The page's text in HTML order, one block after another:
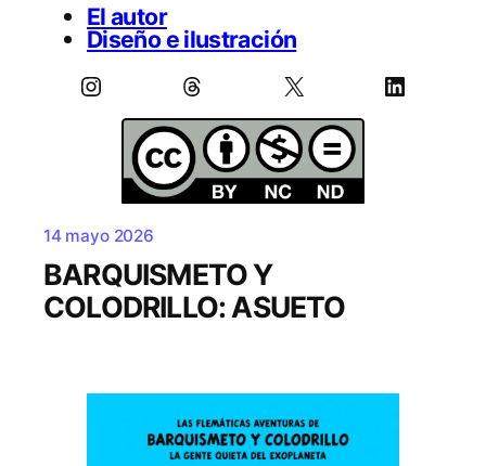
El autor
Diseño e ilustración
Instagram Threads X LinkedIn
14 mayo 2026
BARQUISMETO Y
COLODRILLO: ASUETO